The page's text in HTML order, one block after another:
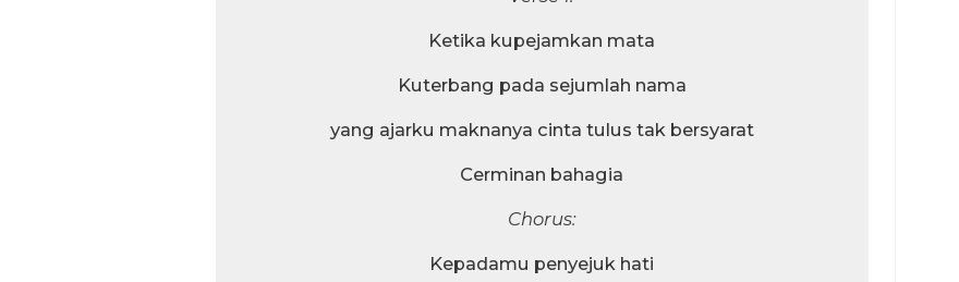
Ketika kupejamkan mata
Kuterbang pada sejumlah nama
yang ajarku maknanya cinta tulus tak bersyarat
Cerminan bahagia
Chorus:
Kepadamu penyejuk hati